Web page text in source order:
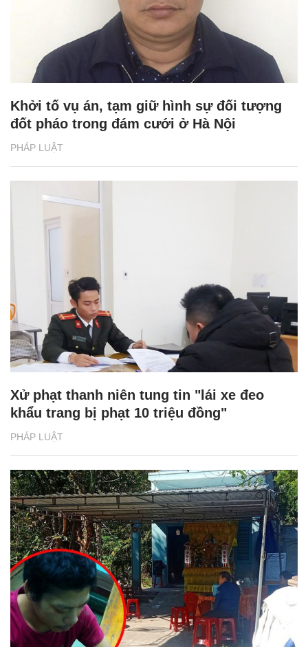
PHÁP LUẬT
Khởi tố vụ án, tạm giữ hình sự đối tượng
đốt pháo trong đám cưới ở Hà Nội
PHÁP LUẬT
Xử phạt thanh niên tung tin "lái xe đeo
khẩu trang bị phạt 10 triệu đồng"